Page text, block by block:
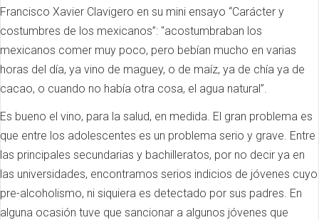
Francisco Xavier Clavigero en su mini ensayo “Carácter y
costumbres de los mexicanos”: "acostumbraban los
mexicanos comer muy poco, pero bebían mucho en varias
horas del día, ya vino de maguey, o de maíz, ya de chía ya de
cacao, o cuando no había otra cosa, el agua natural”.
Es bueno el vino, para la salud, en medida. El gran problema es
que entre los adolescentes es un problema serio y grave. Entre
las principales secundarias y bachilleratos, por no decir ya en
las universidades, encontramos serios indicios de jóvenes cuyo
pre-alcoholismo, ni siquiera es detectado por sus padres. En
alguna ocasión tuve que sancionar a algunos jóvenes que